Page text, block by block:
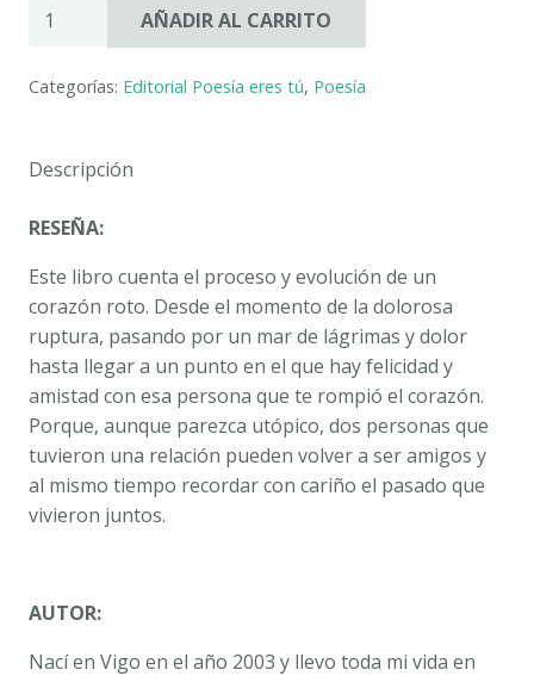
ABISMO.
ANEIROS
AÑADIR AL CARRITO
Categorías: Editorial Poesía eres tú, Poesía
Descripción
RESEÑA:
Este libro cuenta el proceso y evolución de un
corazón roto. Desde el momento de la dolorosa
ruptura, pasando por un mar de lágrimas y dolor
hasta llegar a un punto en el que hay felicidad y
amistad con esa persona que te rompió el corazón.
Porque, aunque parezca utópico, dos personas que
tuvieron una relación pueden volver a ser amigos y
al mismo tiempo recordar con cariño el pasado que
vivieron juntos.
AUTOR:
Nací en Vigo en el año 2003 y llevo toda mi vida en